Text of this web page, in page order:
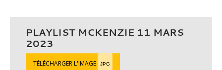
PLAYLIST MCKENZIE 11 MARS
2023
TÉLÉCHARGER L'IMAGE JPG